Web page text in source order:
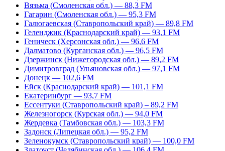
Вязьма (Смоленская обл.) — 88,3 FM
Гагарин (Смоленская обл.) — 95,3 FM
Галюгаевская (Ставропольский край) — 89,8 FM
Геленджик (Краснодарский край) — 93,1 FM
Геническ (Херсонская обл.) — 96,6 FM
Далматово (Курганская обл.) — 96,5 FM
Дзержинск (Нижегородская обл.) — 89,2 FM
Димитровград (Ульяновская обл.) — 97,1 FM
Донецк — 102,6 FM
Ейск (Краснодарский край) — 101,1 FM
Екатеринбург — 93,7 FM
Ессентуки (Ставропольский край) – 89,2 FM
Железногорск (Курская обл.) — 94,0 FM
Жердевка (Тамбовская обл.) — 103,3 FM
Задонск (Липецкая обл.) — 95,2 FM
Зеленокумск (Ставропольский край) — 100,0 FM